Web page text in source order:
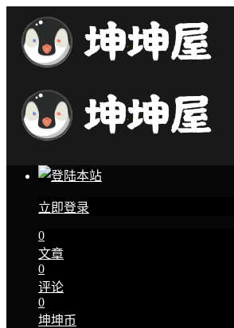
立即登录
0
文章
0
评论
0
坤坤币